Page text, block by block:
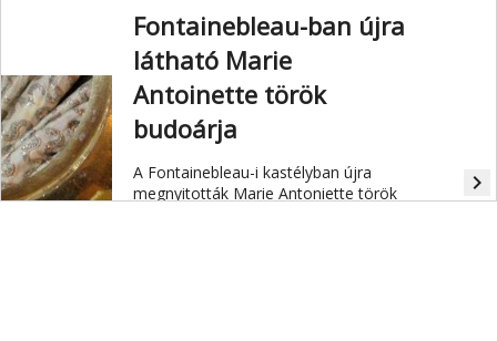
nagy francia forradalom. A Bastille
akkor már szinte üresen állt, csak hét
idős ember raboskodott itt, akikre 80
veterán és 30 gránátos vigyázott.
Fontainebleau-ban újra
látható Marie
Antoinette török
budoárja
A Fontainebleau-i kastélyban újra
megnyitották Marie Antoniette török
navigate_next